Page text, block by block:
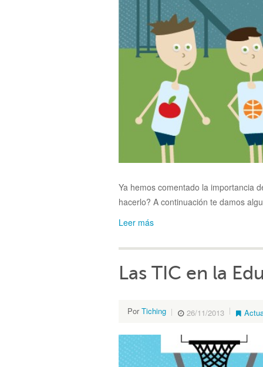
Ya hemos comentado la importancia
hacerlo? A continuación te damos
Leer más
Las TIC en la
PorTiching 26/11/2013